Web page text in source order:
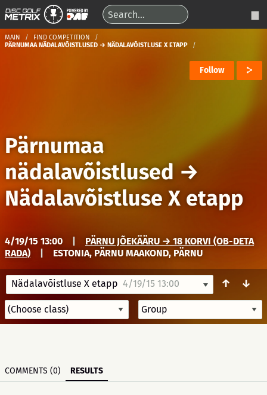
MAIN
FIND COMPETITION
PÄRNUMAA NÄDALAVÕISTLUSED → NÄDALAVÕISTLUSE X ETAPP
Follow
Pärnumaa
nädalavõistlused→
Nädalavõistluse X etapp
4/19/15 13:00
PÄRNU JÕEKÄÄRU → 18 KORVI (OB-DETA
RADA)
ESTONIA, PÄRNU MAAKOND, PÄRNU
Nädalavõistluse X etapp 4/19/15 13:00 ↑ ↓
COMMENTS (0) RESULTS